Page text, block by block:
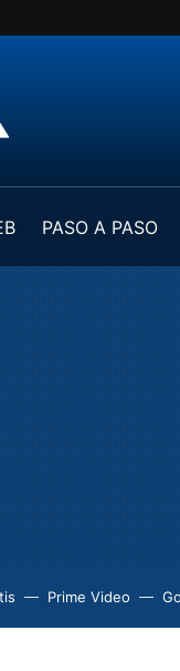
PASO A PASO
Prime Video